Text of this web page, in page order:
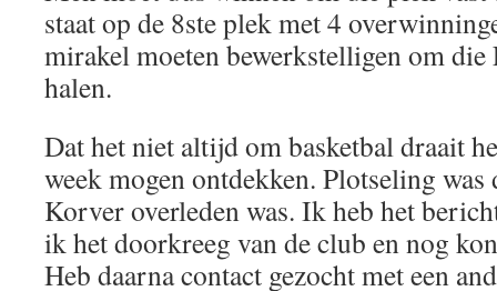
staat op de 8ste plek met 4
mirakel moeten bewerkstelligen om
halen.
Dat het niet altijd om basketbal draait
week mogen ontdekken. Plotseling was
Korver overleden was. Ik heb het
ik het doorkreeg van de club en nog
Heb daarna contact gezocht met een